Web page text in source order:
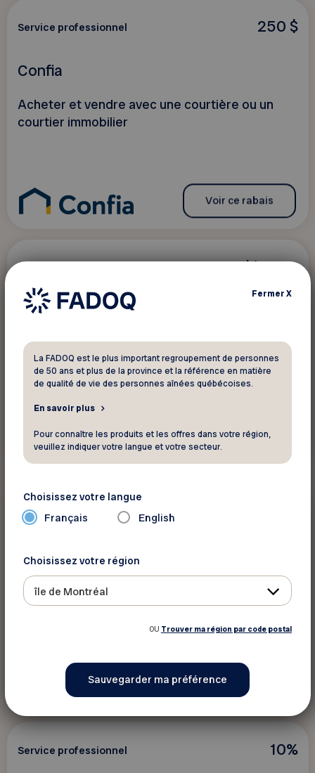
250 $
Service professionnel
Confia
Acheter et vendre avec une courtière ou un
courtier immobilier
Voir ce rabais
10$/heure
Service professionnel
Déménagement DMAX
Rabais sur votre déménagement résidentiel
Voir ce rabais
Service professionnel
École d’ébénisterie d’art de Montréal
(ÉÉAM)
Profitez de 10 % de rabais sur nos cours
Voir ce rabais
10%
Service professionnel
FermerX
La FADOQ est le plus important regroupement de personnes
de 50 ans et plus de la province et la référence en matière
de qualité de vie des personnes aînées québécoises.
En savoir plus
Pour connaître les produits et les offres dans votre région,
veuillez indiquer votre langue et votre secteur.
Choisissez votre langue
Français English
Choisissez votre région
île de Montréal
OU Trouver ma région par code postal